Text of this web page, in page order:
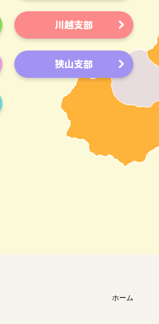
川越支部
狭山支部
ホーム